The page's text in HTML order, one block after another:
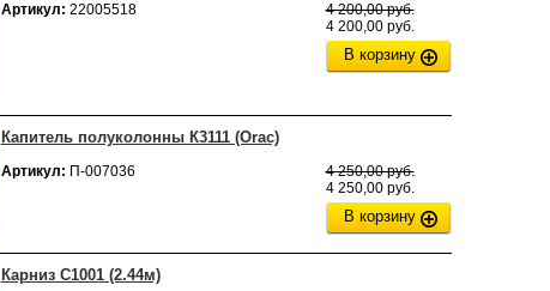
Артикул: 22005518
4 200,00 руб.
4 200,00 руб.
В корзину
Капитель полуколонны К3111 (Orac)
Артикул: П-007036
4 250,00 руб.
4 250,00 руб.
В корзину
Карниз C1001 (2.44м)